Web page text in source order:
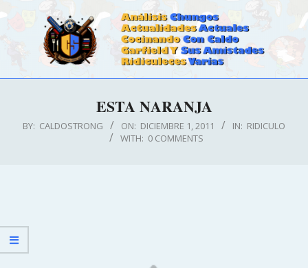
CALDOSTRONG.COM
Menu
ESTA NARANJA
BY: CALDOSTRONG ON: DICIEMBRE 1, 2011 IN: RIDICULO
WITH: 0 COMMENTS